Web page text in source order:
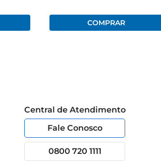
Central de Atendimento
Fale Conosco
0800 720 1111